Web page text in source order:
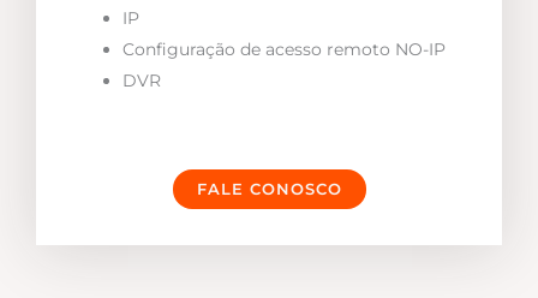
IP
Configuração de acesso remoto NO-IP
DVR
FALE CONOSCO